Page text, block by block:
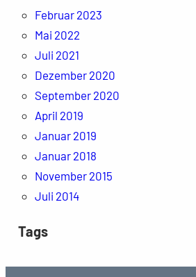
Februar 2023
Mai 2022
Juli 2021
Dezember 2020
September 2020
April 2019
Januar 2019
Januar 2018
November 2015
Juli 2014
Tags